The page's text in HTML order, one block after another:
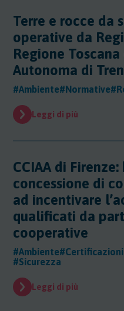
Regioni - Abruzzo
Regioni - Basilicata
Regioni - Calabria
Regioni - Campania
Regioni - Friuli
Regioni - Lazio
Regioni - Molise
Regioni - Piemonte
Regioni - Puglia
Regioni - Sardegna
Regioni - Sicilia
Regioni - Toscana
Regioni - Trentino
Regioni - Umbria
Regioni - Veneto
Sentenze
Sentenze
Sicurezza
Sicurezza
Sicurezza -
Sicurezza - DPI
Sicurezza - Rischio
Sicurezza - Stress
Sicurezza - Seveso
Sicurezza -
Sicurezza - Rumore
Sicurezza -
Sicurezza - Covid 19
Sostanze
Sostanze - Pericolose
Sostanze - GHS/CLP/
Sostenibilita
Trasporti
Terre e rocce da
operative da
Regione
Autonoma di
#Ambiente#Normative
Leggi di più
CCIAA di
concessione di
ad incentivare
qualificati da
cooperative
#Ambiente#Certificazioni
#Sicurezza
Leggi di più